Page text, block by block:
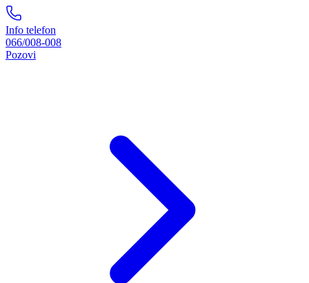
Info telefon
066/008-008
Pozovi